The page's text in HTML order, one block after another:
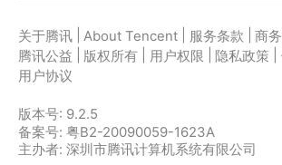
关于腾讯 About Tencent 服务条款 商
腾讯公益
版权所有 用户权限 隐私政策
用户协议
版本号: 9.2.5
备案号: 粤B2-20090059-1623A
主办者: 深圳市腾讯计算机系统有限公司